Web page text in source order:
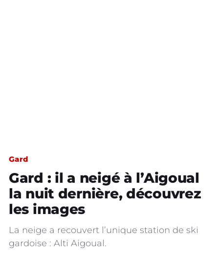
Gard
Gard : il a neigé à l’Aigoual
la nuit dernière, découvrez
les images
La neige a recouvert l’unique station de ski
gardoise : Alti Aigoual.